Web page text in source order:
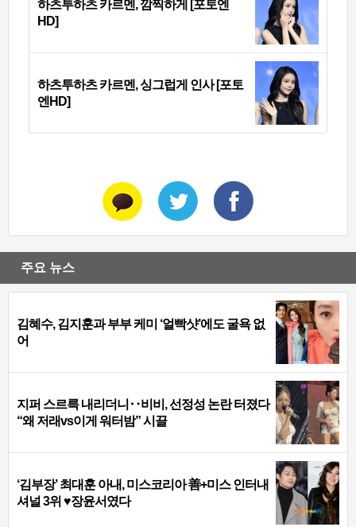
하츠투하츠 카르멘, 깜찍하게 [포토엔
HD]
하츠투하츠 카르멘, 싱그럽게 인사 [포토
엔HD]
주요 뉴스
김혜수, 김지훈과 부부 케미 ‘얼빡샷’에도 굴욕 없
어
지퍼 스르륵 내리더니‥비비, 선정성 논란 터졌다
“왜 저래vs이게 워터밤” 시끌
‘김부장’ 최대훈 아내, 미스코리아 善+미스 인터내
셔널 3위 ♥장윤서였다